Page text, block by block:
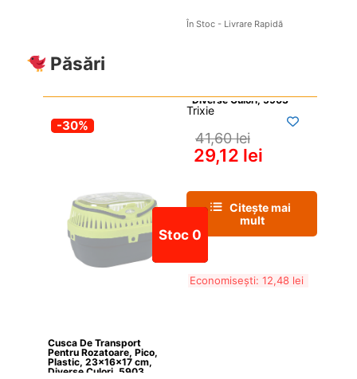
În Stoc - Livrare Rapidă
Păsări
Stoc 0
-30%
Cusca De Transport
Pentru Rozatoare, Pico,
Plastic, 23x16x17 cm,
Diverse Culori, 5903
Trixie
41,60 lei
29,12 lei
Citește mai
mult
Economisești: 12,48 lei